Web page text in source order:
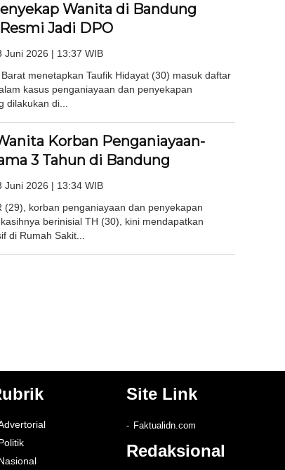
Wanita di Bandung
Jadi DPO
Juni 2026 | 13:37 WIB
menetapkan Taufik Hidayat (30) masuk daftar
kasus penganiayaan dan penyekapan
dilakukan di...
Korban Penganiayaan-
3 Tahun di Bandung
Juni 2026 | 13:34 WIB
(29), korban penganiayaan dan penyekapan
berinisial TH (30), kini mendapatkan
di Rumah Sakit...
Site Link
Faktualidn.com
Redaksional